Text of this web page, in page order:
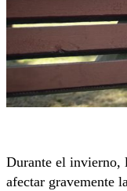
Durante el invierno,
afectar gravemente